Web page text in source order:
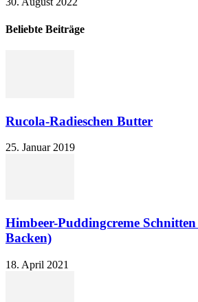
Beliebte Beiträge
Rucola-Radieschen Butter
25. Januar 2019
Himbeer-Puddingcreme
Backen)
18. April 2021